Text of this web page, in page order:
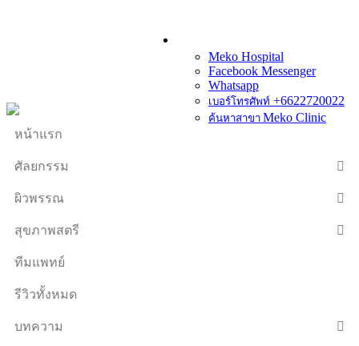
Meko Hospital
Facebook Messenger
Whatsapp
เบอร์โทรศัพท์ +6622720022
ค้นหาสาขา Meko Clinic
หน้าแรก
ศัลยกรรม
ผิวพรรณ
สุขภาพสตรี
ทีมแพทย์
รีวิวทั้งหมด
บทความ